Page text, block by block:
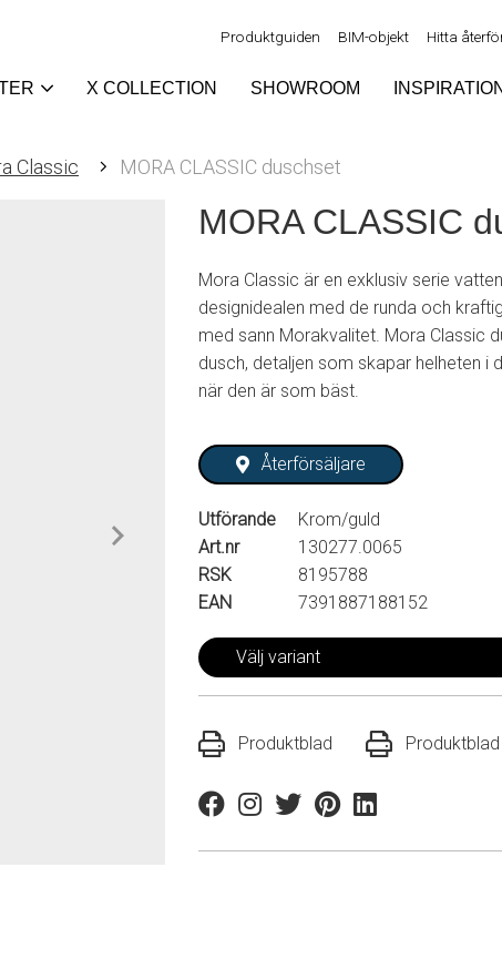
Produktguiden BIM-objekt Hitta
X COLLECTION SHOWROOM INSPIRATION
Classic MORA CLASSIC duschset
MORA CLASSIC
Mora Classic är en exklusiv serie
designidealen med de runda och
med sann Morakvalitet. Mora Classic
dusch, detaljen som skapar helheten i
när den är som bäst.
Återförsäljare
Utförande
Krom/guld
Art.nr
130277.0065
RSK
8195788
EAN
7391887188152
Välj variant
Produktblad
FacebookInstagram
TwitterPinterestLinkedin